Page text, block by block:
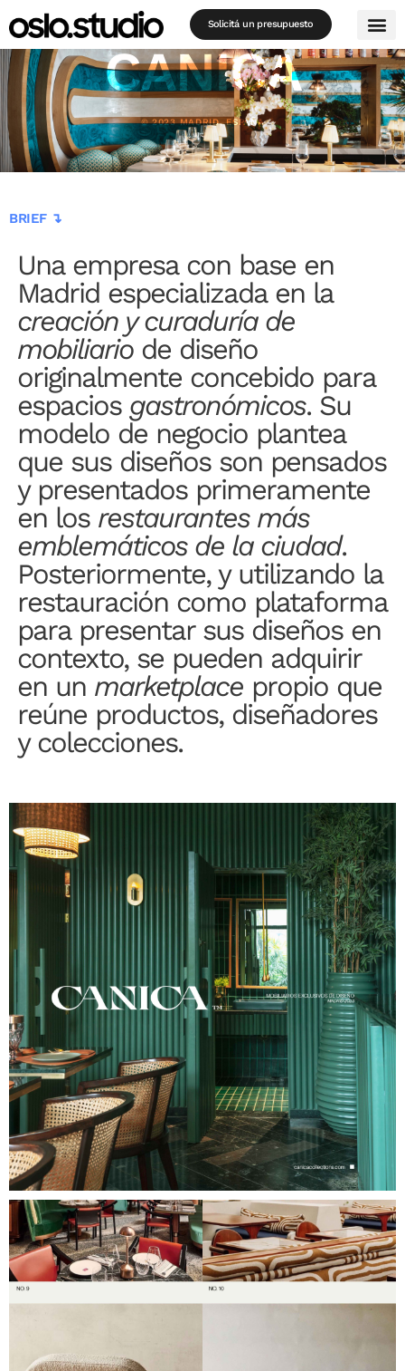
Solicitá un presupuesto
CANICA
© 2023 MADRID, ESPAÑA
BRIEF ↴
Una empresa con base en
Madrid especializada en la
creación y curaduría de
mobiliariode diseño
originalmente concebido para
espacios gastronómicos. Su
modelo de negocio plantea
que sus diseños son pensados
y presentados primeramente
en los restaurantes más
emblemáticos de la ciudad.
Posteriormente, y utilizando la
restauración como plataforma
para presentar sus diseños en
contexto, se pueden adquirir
en un marketplacepropio que
reúne productos, diseñadores
y colecciones.